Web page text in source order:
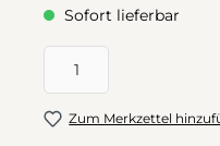
Sofort lieferbar
Produkt Anzahl: Gib
Zum Merkzettel